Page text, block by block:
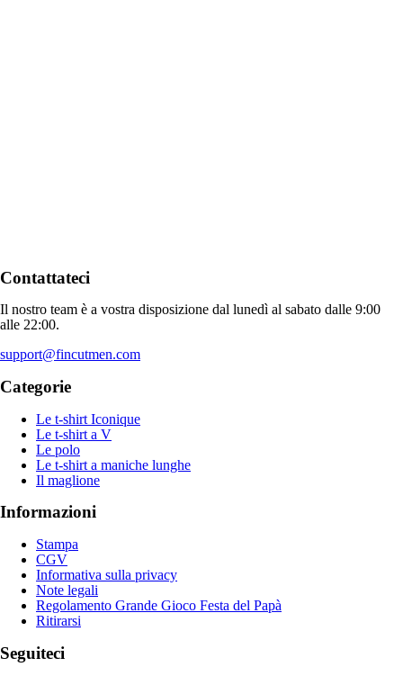
Contattateci
Il nostro team è a vostra disposizione dal lunedì al sabato dalle 9:00
alle 22:00.
support@fincutmen.com
Categorie
Le t-shirt Iconique
Le t-shirt a V
Le polo
Le t-shirt a maniche lunghe
Il maglione
Informazioni
Stampa
CGV
Informativa sulla privacy
Note legali
Regolamento Grande Gioco Festa del Papà
Ritirarsi
Seguiteci